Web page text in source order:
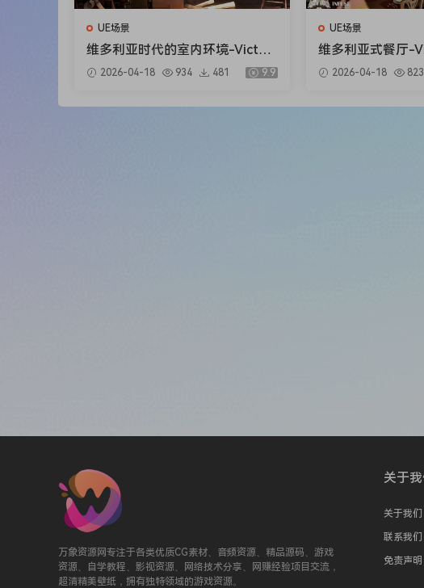
UE场景
维多利亚时代的室内环境-Victori
an Interior Environment
2026-04-18 934 481 9.9
UE场景
维多利亚式餐厅-
g Room
2026-04-18 823
万象资源网专注于各类优质CG素材、音频资源、精品源码、游戏
资源、自学教程、影视资源、网络技术分享、网赚经验项目交流，
超清精美壁纸，拥有独特领域的游戏资源。
关于我
关于我们
联系我们
免责声明